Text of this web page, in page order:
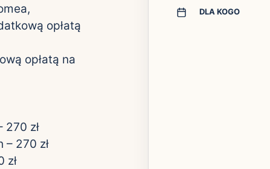
opłatą
opłatą na
270 zł
270 zł
zł
DLA KOGO